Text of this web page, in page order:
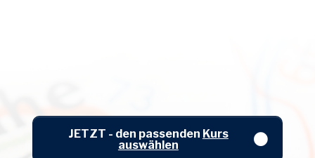
JETZT - den passenden Kurs
auswählen